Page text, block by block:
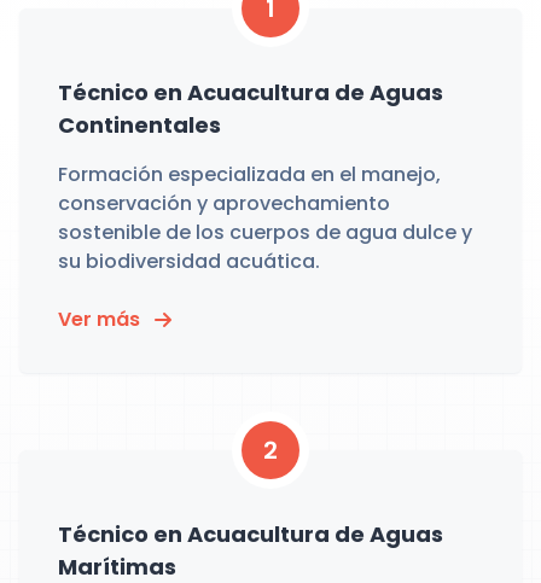
1
Técnico en Acuacultura de Aguas
Continentales
Formación especializada en el manejo,
conservación y aprovechamiento
sostenible de los cuerpos de agua dulce y
su biodiversidad acuática.
Ver más
2
Técnico en Acuacultura de Aguas
Marítimas